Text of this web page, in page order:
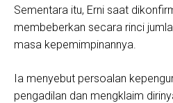
​Sementara itu, Erni saat
membeberkan secara rinci
masa kepemimpinannya.
​Ia menyebut persoalan
pengadilan dan mengklaim